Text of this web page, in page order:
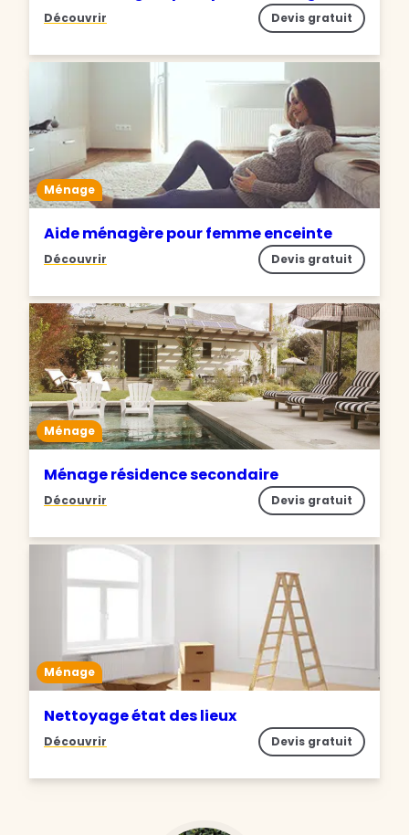
Découvrir Devis gratuit
Ménage
Aide ménagère pour femme enceinte
Découvrir Devis gratuit
Ménage
Ménage résidence secondaire
Découvrir Devis gratuit
Ménage
Nettoyage état des lieux
Découvrir Devis gratuit